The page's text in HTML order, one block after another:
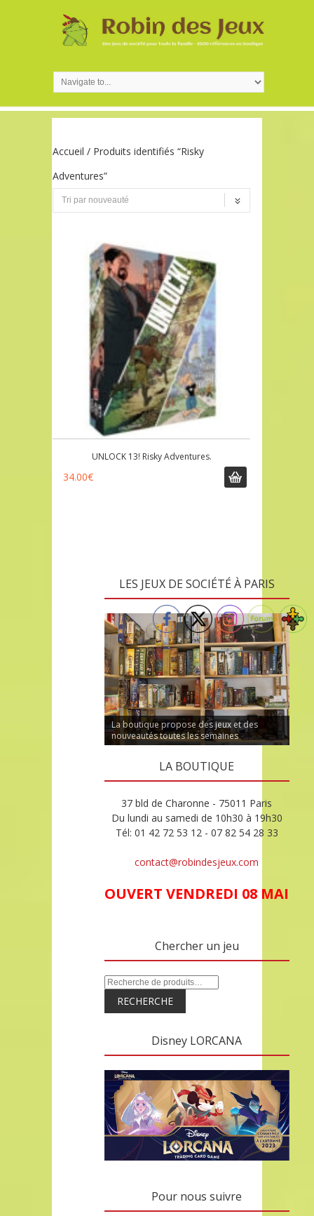
Accueil / Produits identifiés “Risky
Adventures”
UNLOCK 13! Risky Adventures.
34.00€
LES JEUX DE SOCIÉTÉ À PARIS
La boutique propose des jeux et des
nouveautés toutes les semaines
LA BOUTIQUE
37 bld de Charonne - 75011 Paris
Du lundi au samedi de 10h30 à 19h30
Tél: 01 42 72 53 12 - 07 82 54 28 33
contact@robindesjeux.com
OUVERT VENDREDI 08 MAI
Chercher un jeu
RECHERCHE
Disney LORCANA
Pour nous suivre